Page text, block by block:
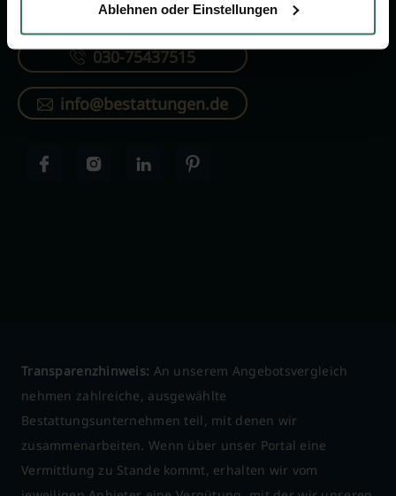
Ablehnen oder Einstellungen
KONTAKTIEREN SIE UNS
030-75437515
info@bestattungen.de
Transparenzhinweis: An unserem Angebotsvergleich
nehmen zahlreiche, ausgewählte
Bestattungsunternehmen teil, mit denen wir
zusammenarbeiten. Wenn über unser Portal eine
Vermittlung zu Stande kommt, erhalten wir vom